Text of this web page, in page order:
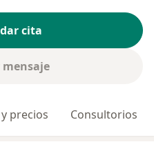
cita
mensaje
precios Consultorios